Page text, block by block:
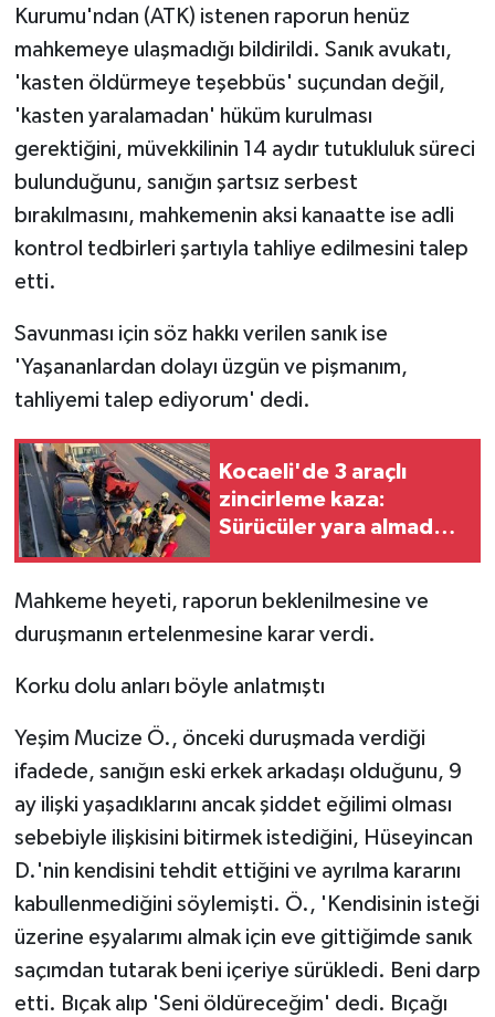
Kurumu'ndan (ATK) istenen raporun henüz
mahkemeye ulaşmadığı bildirildi. Sanık avukatı,
'kasten öldürmeye teşebbüs' suçundan değil,
'kasten yaralamadan' hüküm kurulması
gerektiğini, müvekkilinin 14 aydır tutukluluk süreci
bulunduğunu, sanığın şartsız serbest
bırakılmasını, mahkemenin aksi kanaatte ise adli
kontrol tedbirleri şartıyla tahliye edilmesini talep
etti.
Savunması için söz hakkı verilen sanık ise
'Yaşananlardan dolayı üzgün ve pişmanım,
tahliyemi talep ediyorum' dedi.
Kocaeli'de 3 araçlı
zincirleme kaza:
Sürücüler yara almadan
Mahkeme heyeti, raporun beklenilmesine ve
duruşmanın ertelenmesine karar verdi.
Korku dolu anları böyle anlatmıştı
Yeşim Mucize Ö., önceki duruşmada verdiği
ifadede, sanığın eski erkek arkadaşı olduğunu, 9
ay ilişki yaşadıklarını ancak şiddet eğilimi olması
sebebiyle ilişkisini bitirmek istediğini, Hüseyincan
D.'nin kendisini tehdit ettiğini ve ayrılma kararını
kabullenmediğini söylemişti. Ö., 'Kendisinin isteği
üzerine eşyalarımı almak için eve gittiğimde sanık
saçımdan tutarak beni içeriye sürükledi. Beni darp
etti. Bıçak alıp 'Seni öldüreceğim' dedi. Bıçağı